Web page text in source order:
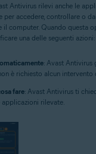
Antivirus rilevi anche le
per accedere, controllare o
il computer. Quando questa
una delle seguenti azioni:
: Avast Antivirus
è richiesto alcun intervento
fare: Avast Antivirus ti
rilevate.